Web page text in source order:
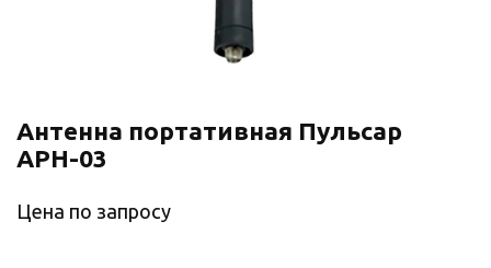
Антенна портативная Пульсар
АРН-03
Цена по запросу